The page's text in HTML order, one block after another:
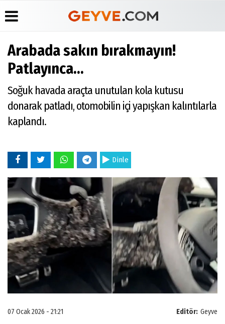
Üye Paneli
Haber
Arşivi
Haberleri
Biyografiler
Video
Galeri
Foto
İletişim
Arabada sakın bırakmayın!
Patlayınca...
Soğuk havada araçta unutulan kola kutusu
donarak patladı, otomobilin içi yapışkan kalıntılarla
kaplandı.
Dinle
Editör: Geyve
07 Ocak 2026 - 21:21